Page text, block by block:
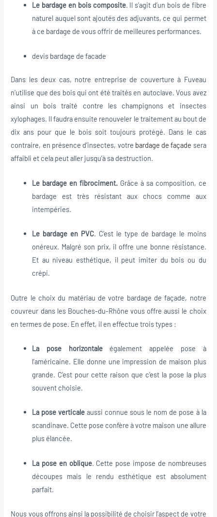
Le bardage en bois composite. Il s’agit d’un bois de fibre
naturel auquel sont ajoutés des adjuvants, ce qui permet
à ce bardage de vous offrir de meilleures performances.
devis bardage de facade
Dans les deux cas, notre entreprise de couverture à Fuveau
n’utilise que des bois qui ont été traités en autoclave. Vous avez
ainsi un bois traité contre les champignons et insectes
xylophages. Il faudra ensuite renouveler le traitement au bout de
dix ans pour que le bois soit toujours protégé. Dans le cas
contraire, en présence d’insectes, votre bardage de façade sera
affaibli et cela peut aller jusqu’à sa destruction.
Le bardage en fibrociment.Grâce à sa composition, ce
bardage est très résistant aux chocs comme aux
intempéries.
Le bardage en PVC. C’est le type de bardage le moins
onéreux. Malgré son prix, il offre une bonne résistance.
Et au niveau esthétique, il peut imiter du bois ou du
crépi.
Outre le choix du matériau de votre bardage de façade, notre
couvreur dans les Bouches-du-Rhône vous offre aussi le choix
en termes de pose. En effet, il en effectue trois types :
La pose horizontaleégalement appelée pose à
l’américaine. Elle donne une impression de maison plus
grande. C’est pour cette raison que c’est la pose la plus
souvent choisie.
La pose verticale aussi connue sous le nom de pose à la
scandinave. Cette pose confère à votre maison une allure
plus élancée.
La pose en oblique. Cette pose impose de nombreuses
découpes mais le rendu esthétique est absolument
parfait.
Nous vous offrons ainsi la possibilité de choisir l’aspect de votre